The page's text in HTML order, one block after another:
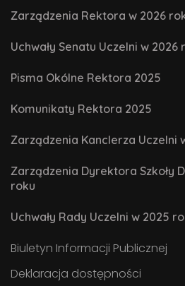
Zarządzenia Rektora w 2026
Uchwały Senatu Uczelni w 2026
Pisma Okólne Rektora 2025
Komunikaty Rektora 2025
Zarządzenia Kanclerza Uczelni
Zarządzenia Dyrektora Szkoły
roku
Uchwały Rady Uczelni w 2025
Biuletyn Informacji Publicznej
Deklaracja dostępności